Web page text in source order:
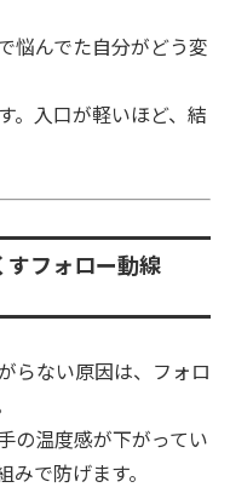
悩んでた自分がどう変
。入口が軽いほど、結
フォロー動線
らない原因は、フォロ
の温度感が下がってい
で防げます。